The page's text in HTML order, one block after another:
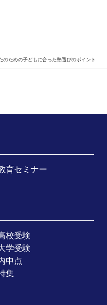
のための子どもに合った塾選びのポイント
育セミナー
校受験
学受験
申点
集